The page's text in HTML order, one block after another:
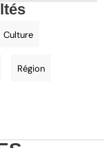
Culture
Région